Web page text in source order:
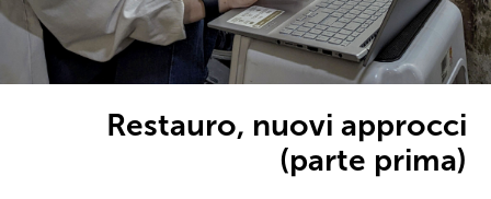
Restauro, nuovi approcci
(parte prima)